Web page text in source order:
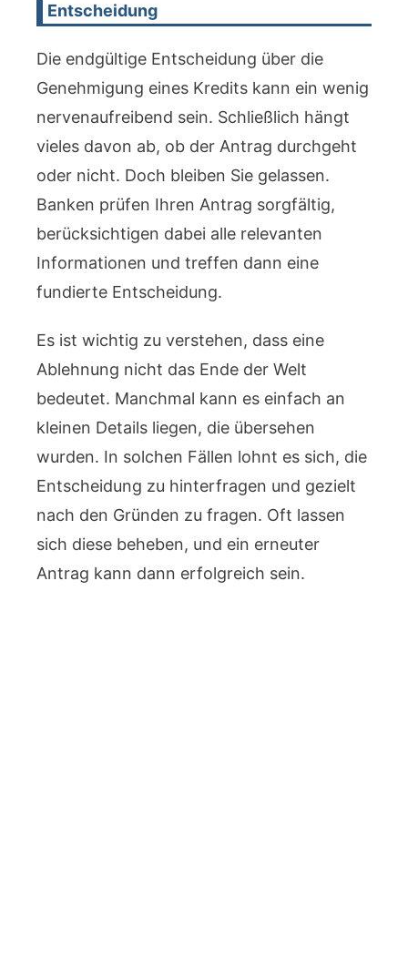
Entscheidung
Die endgültige Entscheidung über die
Genehmigung eines Kredits kann ein wenig
nervenaufreibend sein. Schließlich hängt
vieles davon ab, ob der Antrag durchgeht
oder nicht. Doch bleiben Sie gelassen.
Banken prüfen Ihren Antrag sorgfältig,
berücksichtigen dabei alle relevanten
Informationen und treffen dann eine
fundierte Entscheidung.
Es ist wichtig zu verstehen, dass eine
Ablehnung nicht das Ende der Welt
bedeutet. Manchmal kann es einfach an
kleinen Details liegen, die übersehen
wurden. In solchen Fällen lohnt es sich, die
Entscheidung zu hinterfragen und gezielt
nach den Gründen zu fragen. Oft lassen
sich diese beheben, und ein erneuter
Antrag kann dann erfolgreich sein.